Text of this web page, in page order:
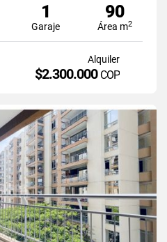
1
Garaje
90
Área m2
Alquiler
$2.300.000 COP